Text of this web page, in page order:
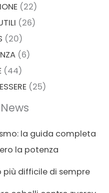
(22)
(26)
(20)
(6)
(44)
(25)
la guida completa
la potenza
più difficile di sempre